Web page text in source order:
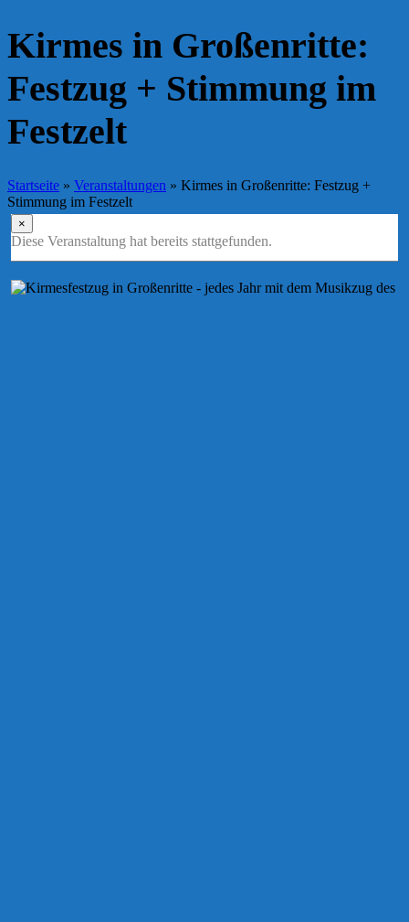
Kirmes in Großenritte:
Festzug + Stimmung im
Festzelt
Startseite » Veranstaltungen » Kirmes in Großenritte: Festzug +
Stimmung im Festzelt
×
Diese Veranstaltung hat bereits stattgefunden.